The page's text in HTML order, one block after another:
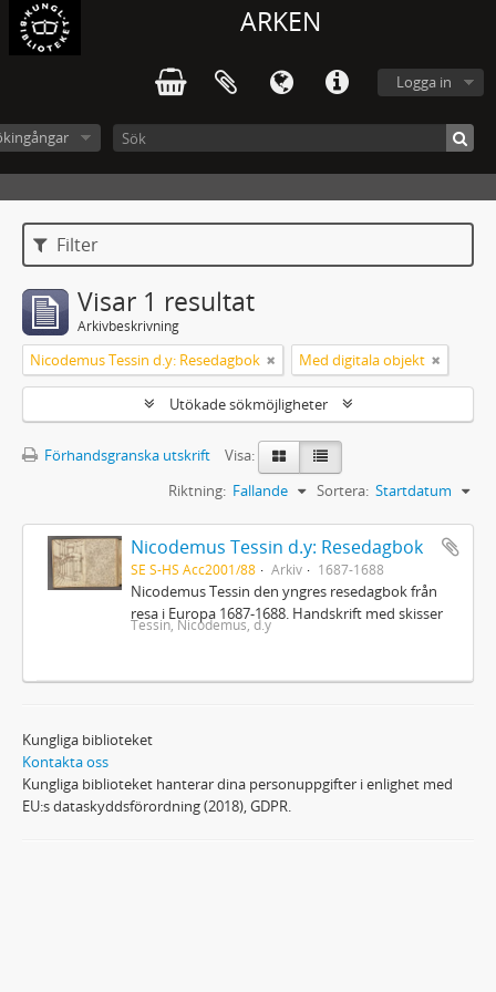
ARKEN
Logga in
Filter
Visar 1 resultat
Arkivbeskrivning
Nicodemus Tessin d.y: Resedagbok Med digitala objekt
Utökade sökmöjligheter
Förhandsgranska utskrift
Visa:
Sortera: Startdatum
Riktning: Fallande
Nicodemus Tessin d.y: Resedagbok
SE S-HS Acc2001/88 Arkiv 1687-1688
Nicodemus Tessin den yngres resedagbok från
resa i Europa 1687-1688. Handskrift med skisser
Tessin, Nicodemus, d.y
Kungliga biblioteket
Kontakta oss
Kungliga biblioteket hanterar dina personuppgifter i enlighet med
EU:s dataskyddsförordning (2018), GDPR.